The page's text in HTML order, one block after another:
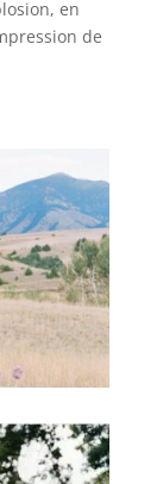
en
de